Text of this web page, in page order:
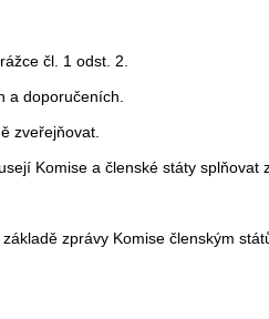
čl. 1 odst. 2.
a doporučeních.
zveřejňovat.
Komise a členské státy splňovat
zprávy Komise členským